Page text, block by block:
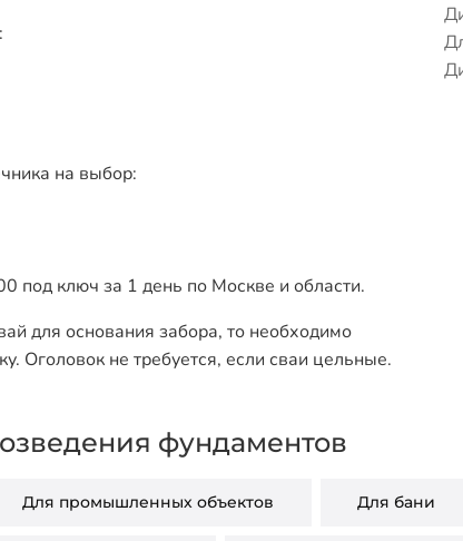
на выбор:
под ключ за 1 день по Москве и области.
для основания забора, то необходимо
Оголовок не требуется, если сваи цельные.
фундаментов
Для промышленных объектов Для бани